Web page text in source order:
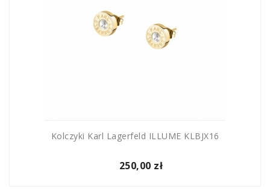
Kolczyki Karl Lagerfeld ILLUME KLBJX16
250,00 zł